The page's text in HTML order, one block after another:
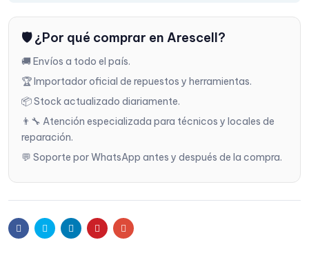
🛡️ ¿Por qué comprar en Arescell?
🚚 Envíos a todo el país.
🏆 Importador oficial de repuestos y herramientas.
📦 Stock actualizado diariamente.
👨‍🔧 Atención especializada para técnicos y locales de
reparación.
💬 Soporte por WhatsApp antes y después de la compra.
FacebookTwitter LinkedinPinterestEmail